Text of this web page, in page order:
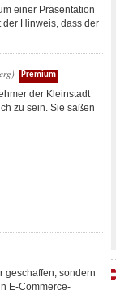
einer Präsentation
Hinweis, dass der
Premium
der Kleinstadt
zu sein. Sie saßen
geschaffen, sondern
E-Commerce-